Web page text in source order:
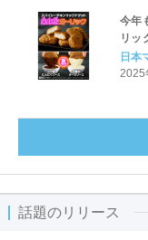
今年
リッ
クナ
定販
日本
2025
話題のリリース